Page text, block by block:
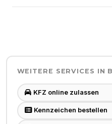
WEITERE SERVICES IN
KFZ online zulassen
Kennzeichen bestellen